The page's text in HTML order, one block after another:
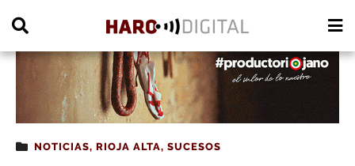
NOTICIAS, RIOJA ALTA, SUCESOS